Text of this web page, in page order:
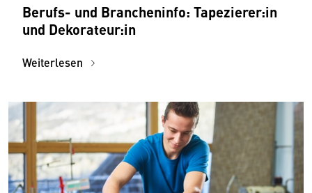
Berufs- und Brancheninfo: Tapezierer:in
und Dekorateur:in
Weiterlesen